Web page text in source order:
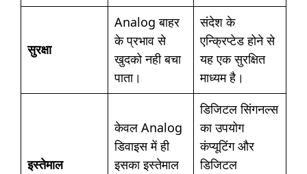
सुरक्षा
Analog बाहर
के प्रभाव से
खुदको नही बचा
पाता।
संदेश के
एन्क्रिप्टेड होने से
यह एक सुरक्षित
माध्यम है।
इस्तेमाल
केवल Analog
डिवाइस में ही
इसका इस्तेमाल
डिजिटल सिंगनल्स
का उपयोग
कंप्यूटिंग और
डिजिटल